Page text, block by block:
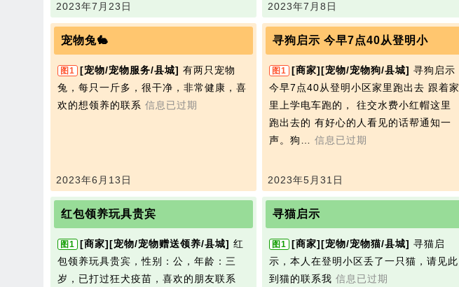
2023年7月23日 2023年7月8日
宠物兔🐇
图1 [宠物/宠物服务/县城] 有两只宠物
兔，每只一斤多，很干净，非常健康，喜
欢的想领养的联系 信息已过期
2023年6月13日
寻狗启示 今早7点40从登明小
图1 [商家][宠物/宠物狗/县城] 寻狗启示
今早7点40从登明小区家里跑出去 跟着家
里上学电车跑的， 往交水费小红帽这里
跑出去的 有好心的人看见的话帮通知一
声。狗… 信息已过期
2023年5月31日
红包领养玩具贵宾
图1 [商家][宠物/宠物赠送领养/县城] 红
包领养玩具贵宾，性别：公，年龄：三
岁，已打过狂犬疫苗，喜欢的朋友联系
寻猫启示
图1 [商家][宠物/宠物猫/县城] 寻猫‬启
示，本‮在人‬登明小区丢了一只猫，请见‮此
到‬猫的‮系联‬我 信息已过期